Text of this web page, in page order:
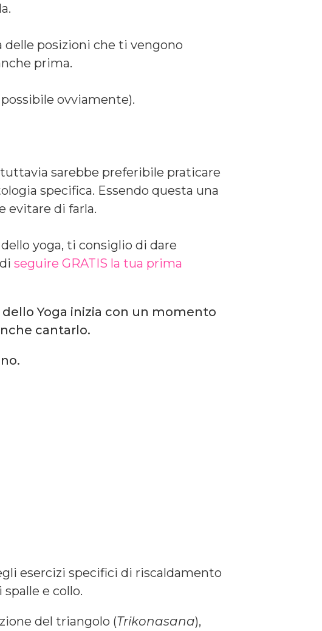
posizioni che ti vengono
prima.
ovviamente).
sarebbe preferibile praticare
specifica. Essendo questa una
evitare di farla.
yoga, ti consiglio di dare
seguire GRATIS la tua prima
Yoga inizia con un momento
cantarlo.
esercizi specifici di riscaldamento
e collo.
del triangolo (Trikonasana),